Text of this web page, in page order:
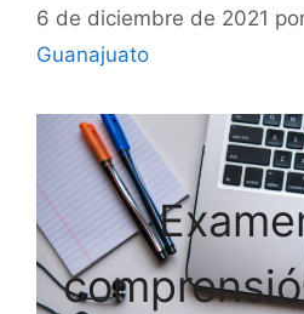
6 de diciembre de 2021
Guanajuato